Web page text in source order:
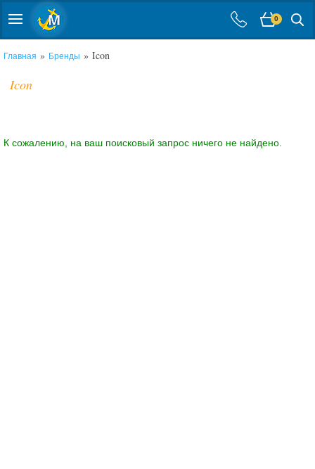
0
Главная » Бренды » Icon
Icon
К сожалению, на ваш поисковый запрос ничего не найдено.